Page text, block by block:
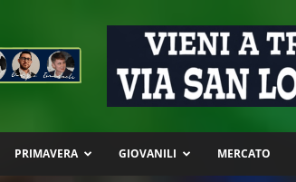
PRIMAVERA GIOVANILI MERCATO